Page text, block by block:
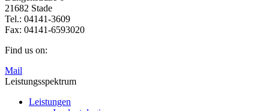
21682 Stade
Tel.: 04141-3609
Fax: 04141-6593020
Find us on:
Mail
Leistungsspektrum
Leistungen